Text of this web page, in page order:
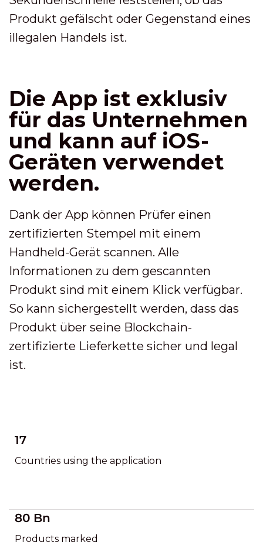
Produkt gefälscht oder Gegenstand eines
illegalen Handels ist.
Die App ist exklusiv
für das Unternehmen
und kann auf iOS-
Geräten verwendet
werden.
Dank der App können Prüfer einen
zertifizierten Stempel mit einem
Handheld-Gerät scannen. Alle
Informationen zu dem gescannten
Produkt sind mit einem Klick verfügbar.
So kann sichergestellt werden, dass das
Produkt über seine Blockchain-
zertifizierte Lieferkette sicher und legal
ist.
17
Countries using the application
80 Bn
Products marked